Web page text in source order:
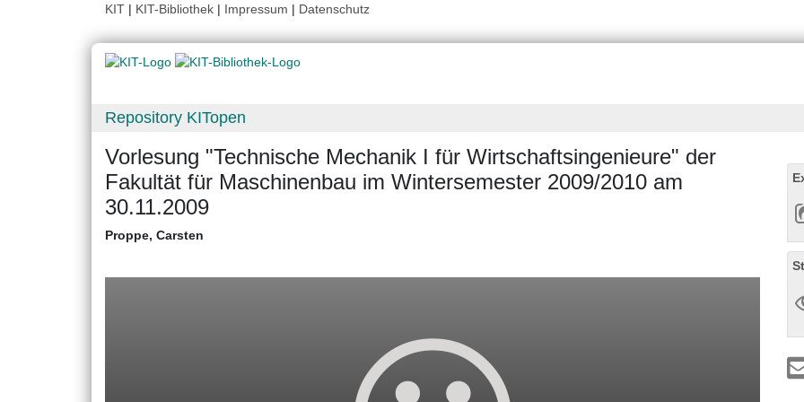
KIT | KIT-Bibliothek | Impressum | Datenschutz
Repository KITopen
Vorlesung "Technische Mechanik I für Wirtschaftsingenieure" der
Fakultät für Maschinenbau im Wintersemester 2009/2010 am
30.11.2009
Proppe, Carsten